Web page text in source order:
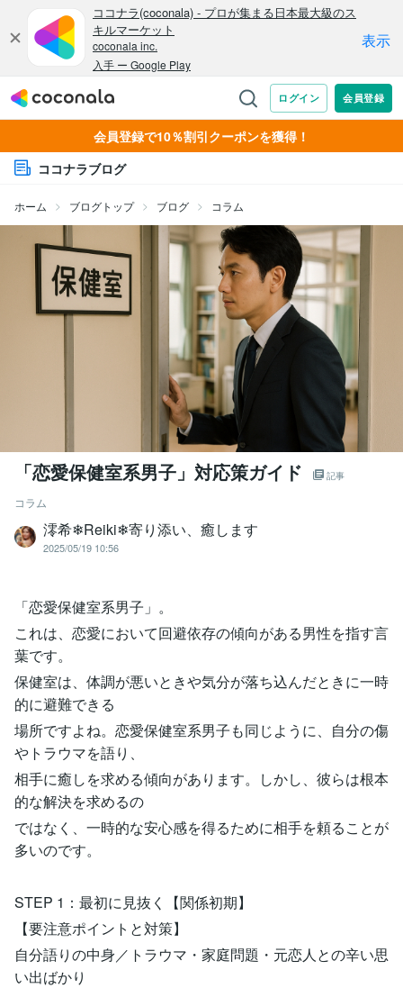
会員登録で10％割引クーポンを獲得！
ココナラブログ
ホーム ブログトップ ブログ コラム
「恋愛保健室系男子」対応策ガイド 記事
コラム
澪希❄Reiki❄寄り添い、癒します
2025/05/19 10:56
「恋愛保健室系男子」。
これは、恋愛において回避依存の傾向がある男性を指す言
葉です。
保健室は、体調が悪いときや気分が落ち込んだときに一時
的に避難できる
場所ですよね。恋愛保健室系男子も同じように、自分の傷
やトラウマを語り、
相手に癒しを求める傾向があります。しかし、彼らは根本
的な解決を求めるの
ではなく、一時的な安心感を得るために相手を頼ることが
多いのです。
STEP 1：最初に見抜く【関係初期】
【要注意ポイントと対策】
自分語りの中身／トラウマ・家庭問題・元恋人との辛い思
い出ばかり